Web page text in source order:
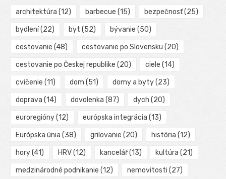
architektúra (12) barbecue (15) bezpečnosť(25)
bydlení(22) byt (52) bývanie (50)
cestovanie (48) cestovanie po Slovensku (20)
cestovanie po Českej republike (20) ciele (14)
cvičenie (11) dom (51) domy a byty(23)
doprava (14) dovolenka (87) dych (20)
euroregióny(12) európska integrácia (13)
Európska únia (38) grilovanie (20) história (12)
hory(41) HRV(12) kancelář(13) kultúra (21)
medzinárodné podnikanie (12) nemovitosti (27)